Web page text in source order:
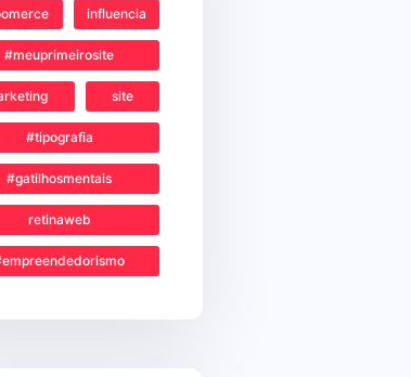
influencia
#meuprimeirosite
site
#tipografia
#gatilhosmentais
retinaweb